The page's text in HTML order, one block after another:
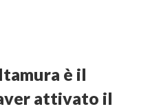
è il
attivato il